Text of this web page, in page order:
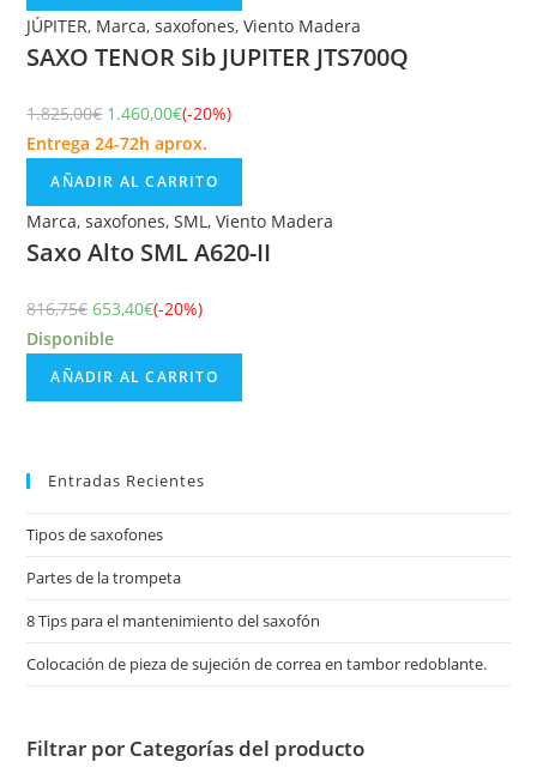
JÚPITER, Marca,saxofones,Viento Madera
SAXO TENOR Sib JUPITER JTS700Q
1.825,00€ 1.460,00€(-20%)
Entrega 24-72h aprox.
AÑADIR AL CARRITO
Marca,saxofones,SML,Viento Madera
Saxo Alto SML A620-II
816,75€ 653,40€(-20%)
Disponible
AÑADIR AL CARRITO
Entradas Recientes
Tipos de saxofones
Partes de la trompeta
8 Tips para el mantenimiento del saxofón
Colocación de pieza de sujeción de correa en tambor redoblante.
Filtrar por Categorías del producto